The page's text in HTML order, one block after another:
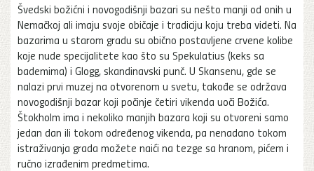
Švedski božićni i novogodišnji bazari su nešto manji od onih u
Nemačkoj ali imaju svoje običaje i tradiciju koju treba videti. Na
bazarima u starom gradu su obično postavljene crvene kolibe
koje nude specijalitete kao što su Spekulatius (keks sa
bademima) i Glogg, skandinavski punč. U Skansenu, gde se
nalazi prvi muzej na otvorenom u svetu, takođe se održava
novogodišnji bazar koji počinje četiri vikenda uoči Božića.
Štokholm ima i nekoliko manjih bazara koji su otvoreni samo
jedan dan ili tokom određenog vikenda, pa nenadano tokom
istraživanja grada možete naići na tezge sa hranom, pićem i
ručno izrađenim predmetima.